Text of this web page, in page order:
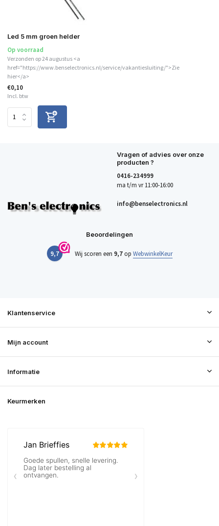
Led 5 mm groen helder
Op voorraad
Verzonden op 24 augustus <a
href="https://www.benselectronics.nl/service/vakantiesluiting/">Zie
hier</a>
€0,10
Incl. btw
Vragen of advies over onze
producten ?
0416-234999
ma t/m vr 11:00-16:00
info@benselectronics.nl
Beoordelingen
9,7 Wij scoren een 9,7op WebwinkelKeur
Klantenservice
Mijn account
Informatie
Keurmerken